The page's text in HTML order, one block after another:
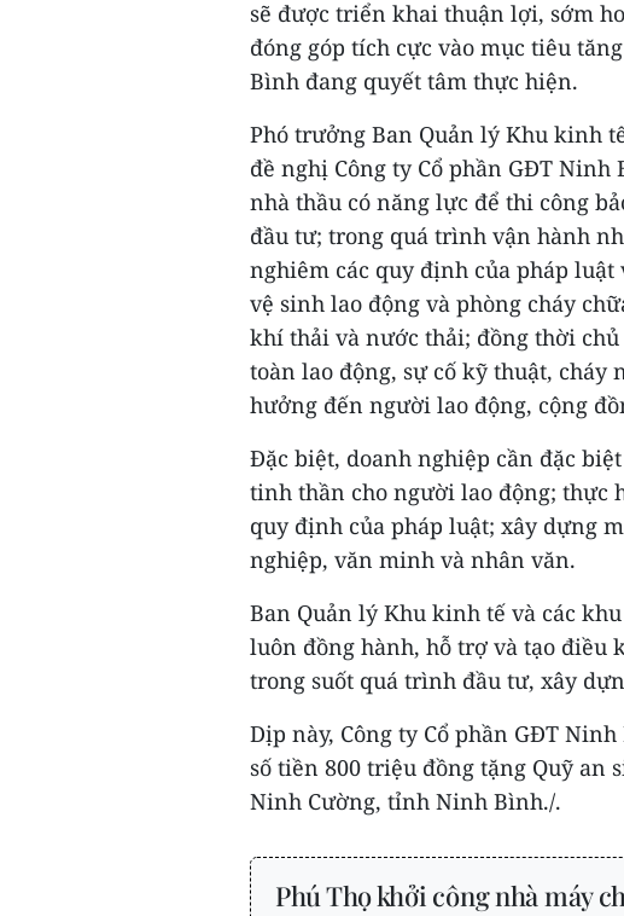
sẽ được triển khai thuận lợi, sớm
đóng góp tích cực vào mục tiêu
Bình đang quyết tâm thực hiện.
Phó trưởng Ban Quản lý Khu kinh
đề nghị Công ty Cổ phần GĐT
nhà thầu có năng lực để thi công
đầu tư; trong quá trình vận hành
nghiêm các quy định của pháp
vệ sinh lao động và phòng cháy
khí thải và nước thải; đồng thời
toàn lao động, sự cố kỹ thuật, cháy
hưởng đến người lao động, cộng
Đặc biệt, doanh nghiệp cần đặc
tinh thần cho người lao động; thực
quy định của pháp luật; xây dựng
nghiệp, văn minh và nhân văn.
Ban Quản lý Khu kinh tế và các
luôn đồng hành, hỗ trợ và tạo điều
trong suốt quá trình đầu tư, xây
Dịp này, Công ty Cổ phần GĐT
số tiền 800 triệu đồng tặng Quỹ an
Ninh Cường, tỉnh Ninh Bình./.
Phú Thọ khởi công nhà máy